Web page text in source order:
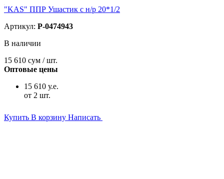
"KAS" ППР Ушастик с н/р 20*1/2
Артикул: P-0474943
В наличии
15 610 сум / шт.
Оптовые цены
15 610 у.е.
от 2 шт.
Купить В корзину Написать